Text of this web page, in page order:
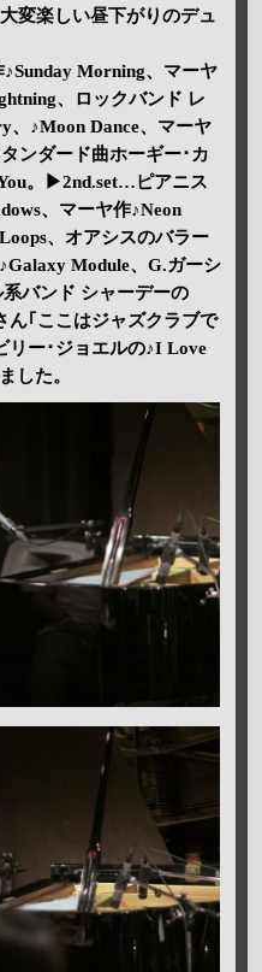
変楽しい昼下がりのデュ
Morning、マーヤ
、ロックバンド レ
、♪Moon Dance、マーヤ
ンダード曲ホーギー･カ
。▶2nd.set…ピアニス
、マーヤ作♪Neon
、オアシスのバラー
Module、G.ガーシ
バンド シャーデーの
ん｢ここはジャズクラブで
リー･ジョエルの♪I Love
した。